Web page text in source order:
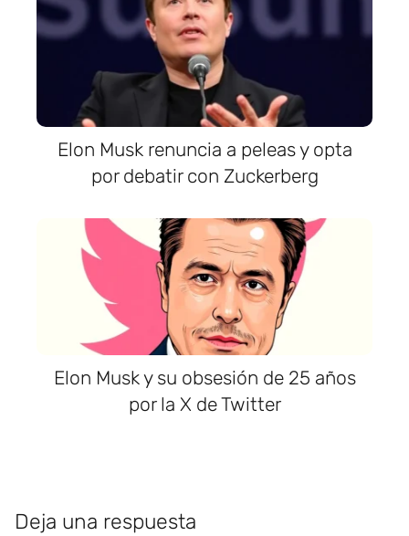
Elon Musk renuncia a peleas y opta
por debatir con Zuckerberg
Elon Musk y su obsesión de 25 años
por la X de Twitter
Deja una respuesta